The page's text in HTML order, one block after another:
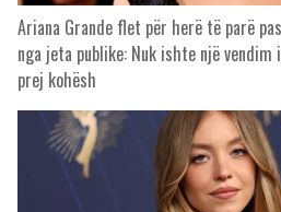
Ariana Grande flet për herë të parë
nga jeta publike: Nuk ishte një
prej kohësh